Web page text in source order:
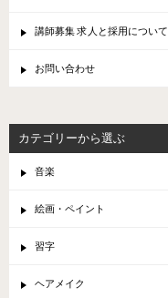
講師募集 求人と採用について
お問い合わせ
カテゴリーから選ぶ
音楽
絵画・ペイント
習字
ヘアメイク